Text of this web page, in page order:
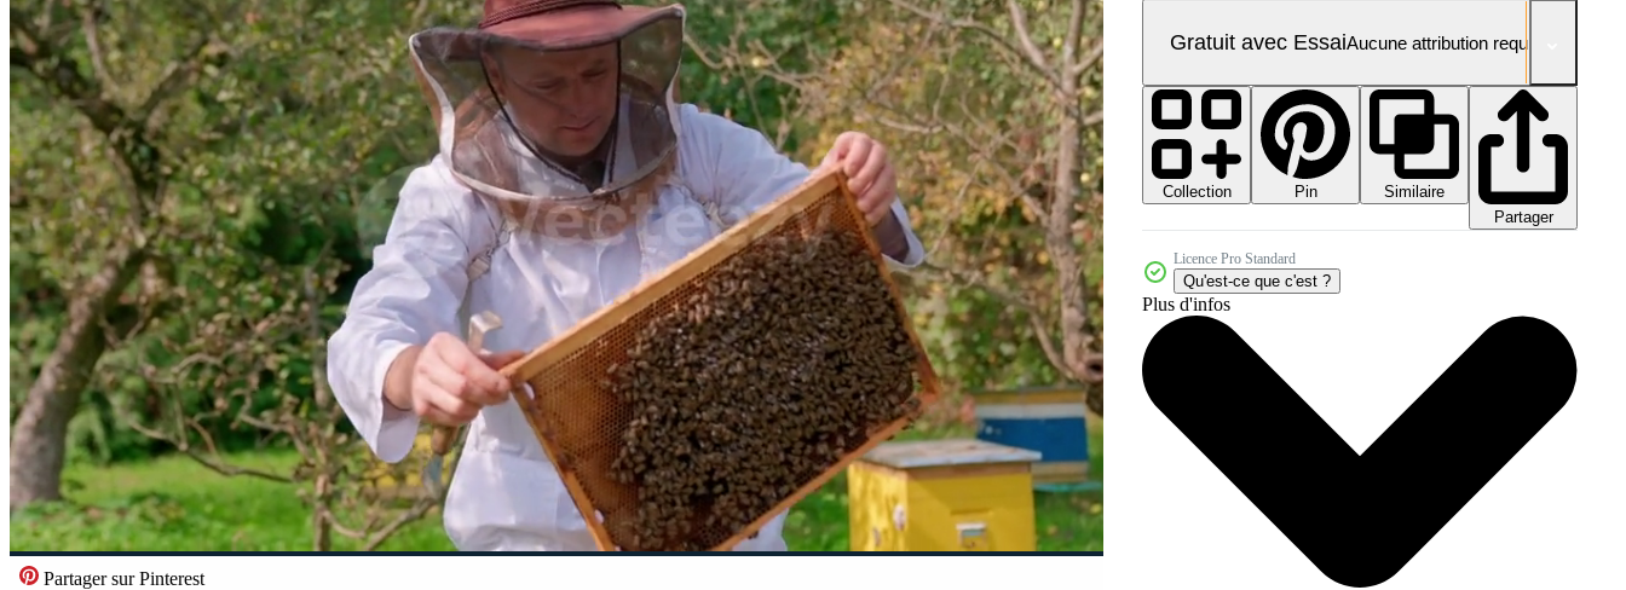
Vecteurs
Vidéos
Motion graphics
Images Éditoriales
Événements Éditoriaux
Partager sur Pinterest
Gratuit avec EssaiAucune attribution requise
Collection Pin
Similaire
Partager
Licence Pro Standard
Qu'est-ce que c'est ?
Plus d'infos